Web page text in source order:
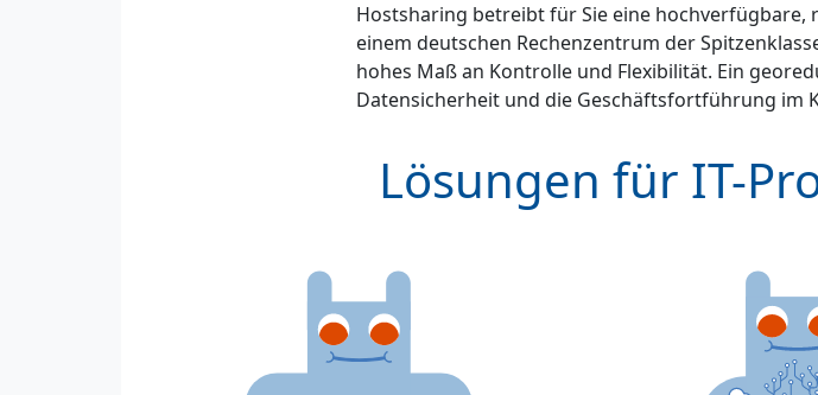
Hostsharing betreibt für Sie eine
einem deutschen Rechenzentrum der
hohes Maß an Kontrolle und Flexibilität. Ein
Datensicherheit und die Geschäftsfortführung im
Lösungen für IT-